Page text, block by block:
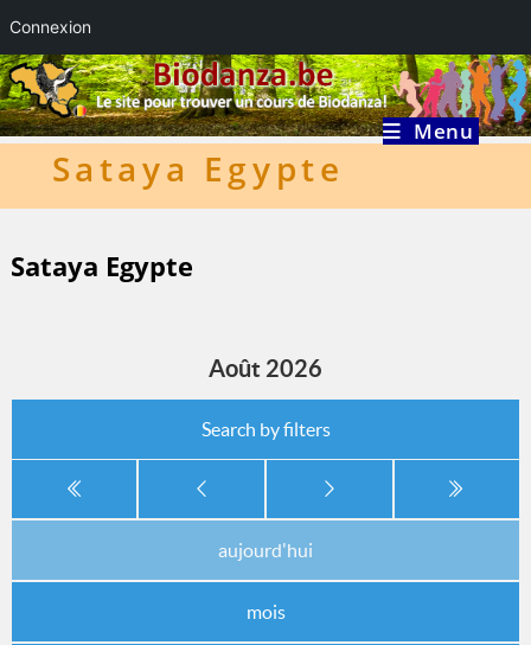
Connexion
Skip
to
content
Menu
Sataya Egypte
Sataya Egypte
Août 2026
Search by filters
aujourd'hui
mois